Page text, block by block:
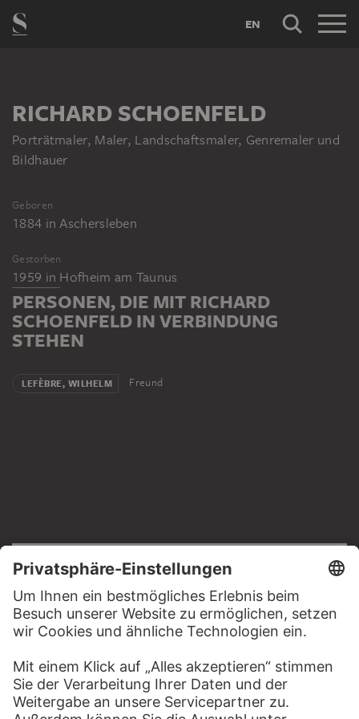
EN
RICHARD SCHOENFELD
Porträtmaler, Maler, Landschaftsmaler, Genremaler und
Bildhauer
Geboren
1884 inAschersleben
Gestorben
1959 in Hofheim am Taunus
PERSONEN, DIE MIT RICHARD
SCHOENFELD IN VERBINDUNG
STEHEN
LEFÈBRE, WILHELM Freund
Impressum
Datenschutz
Copyright © 2026 Städel Museum
All rights reserved.
DIGITALE SAMMLUNG
Startseite
Werke